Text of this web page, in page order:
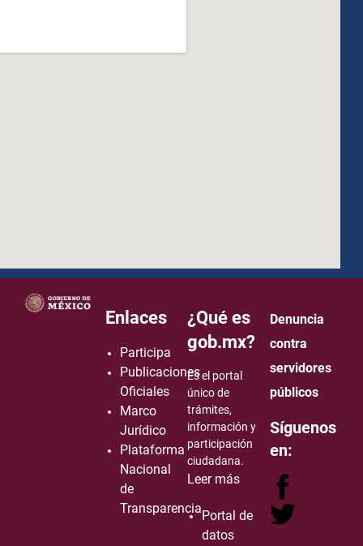
how to embed google map in website
Enlaces
Participa
Publicaciones
Oficiales
Marco
Jurídico
Plataforma
Nacional
de
Transparencia
¿Qué es
gob.mx?
Es el portal
único de
trámites,
información y
participación
ciudadana.
Leer más
Portal de
datos
Denuncia
contra
servidores
públicos
Síguenos
en: